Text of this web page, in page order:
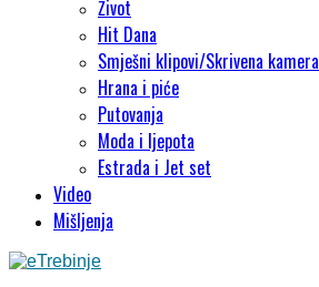
Život
Hit Dana
Smješni klipovi/Skrivena kamera
Hrana i piće
Putovanja
Moda i ljepota
Estrada i Jet set
Video
Mišljenja